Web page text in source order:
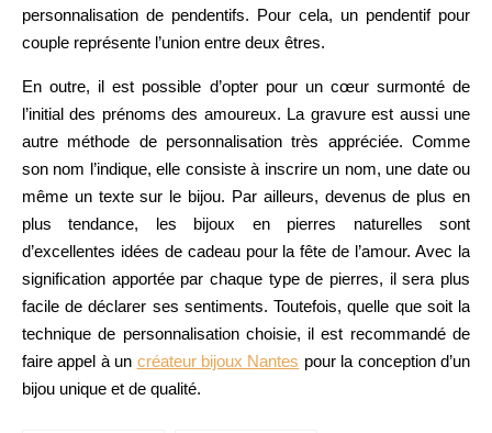
personnalisation de pendentifs. Pour cela, un pendentif pour
couple représente l’union entre deux êtres.
En outre, il est possible d’opter pour un cœur surmonté de
l’initial des prénoms des amoureux. La gravure est aussi une
autre méthode de personnalisation très appréciée. Comme
son nom l’indique, elle consiste à inscrire un nom, une date ou
même un texte sur le bijou. Par ailleurs, devenus de plus en
plus tendance, les bijoux en pierres naturelles sont
d’excellentes idées de cadeau pour la fête de l’amour. Avec la
signification apportée par chaque type de pierres, il sera plus
facile de déclarer ses sentiments. Toutefois, quelle que soit la
technique de personnalisation choisie, il est recommandé de
faire appel à un créateur bijoux Nantes pour la conception d’un
bijou unique et de qualité.